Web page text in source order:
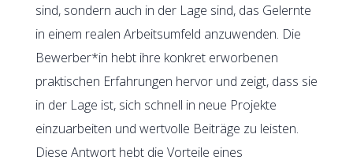
sind, sondern auch in der Lage sind, das Gelernte
in einem realen Arbeitsumfeld anzuwenden. Die
Bewerber*in hebt ihre konkret erworbenen
praktischen Erfahrungen hervor und zeigt, dass sie
in der Lage ist, sich schnell in neue Projekte
einzuarbeiten und wertvolle Beiträge zu leisten.
Diese Antwort hebt die Vorteile eines